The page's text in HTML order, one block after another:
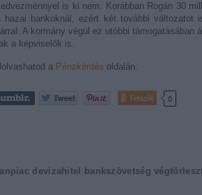
is ki nem. Korábban Rogán 30
hazai bankoknál, ezért két további változatot
A kormány végül ez utóbbi támogatásában
a képviselők is.
a Pénzkérdés oldalán.
Tetszik 0
devizahitel bankszövetség